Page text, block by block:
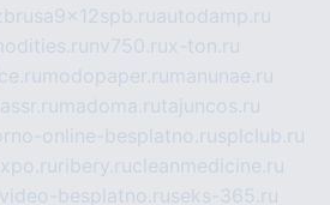
autodamp.ru
nv750.rux-ton.ru
modopaper.ru manunae.ru
madoma.rutajuncos.ru
online-besplatno.rusplclub.ru
ribery.rucleanmedicine.ru
besplatno.ruseks-365.ru